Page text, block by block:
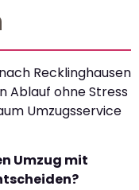
Recklinghausen
Ablauf ohne Stress
Umzugsservice
Umzug mit